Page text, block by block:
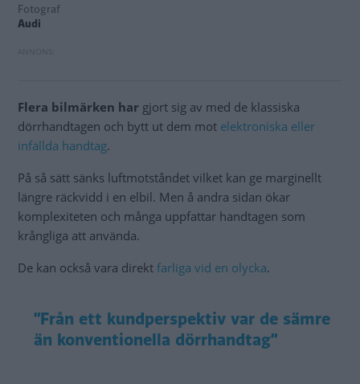
Fotograf
Audi
Flera bilmärken har gjort sig av med de klassiska
dörrhandtagen och bytt ut dem mot elektroniska eller
infällda handtag.
På så sätt sänks luftmotståndet vilket kan ge marginellt
längre räckvidd i en elbil. Men å andra sidan ökar
komplexiteten och många uppfattar handtagen som
krångliga att använda.
De kan också vara direkt farliga vid en olycka.
”Från ett kundperspektiv var de sämre
än konventionella dörrhandtag”